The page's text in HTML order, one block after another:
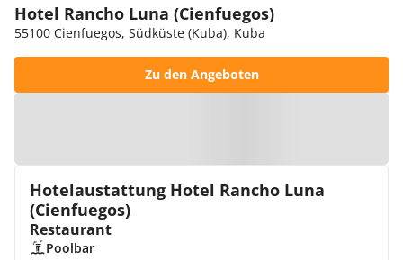
Hotel Rancho Luna (Cienfuegos)
55100 Cienfuegos, Südküste (Kuba), Kuba
Zu den Angeboten
Hotelaustattung Hotel Rancho Luna
(Cienfuegos)
Restaurant
Poolbar